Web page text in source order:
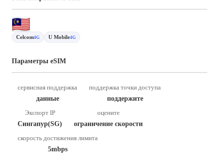
Celcom4G U Mobile4G
Параметры eSIM
сервисная поддержка
данные
поддержка точки доступа
поддержите
Экспорт IP
Сингапур(SG)
оцените
ограничение скорости
скорость достижения лимита
5mbps